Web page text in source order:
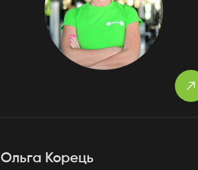
Ольга Корець